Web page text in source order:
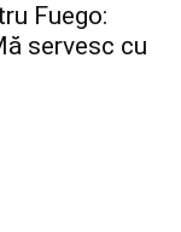
Fuego:
servesc cu